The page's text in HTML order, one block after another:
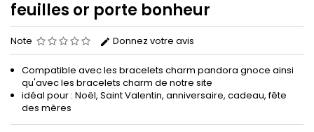
feuilles or porte bonheur
Note Donnez votre avis
Compatible avec les bracelets charm pandora gnoce ainsi
qu'avec les bracelets charm de notre site
idéal pour : Noël, Saint Valentin, anniversaire, cadeau, fête
des mères